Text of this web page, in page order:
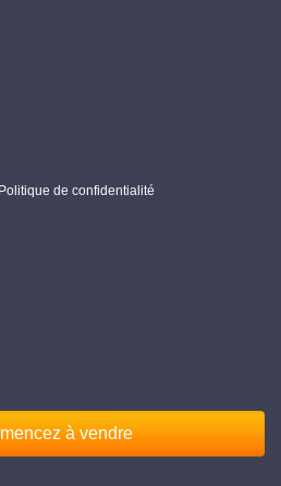
Politique de confidentialité
à vendre